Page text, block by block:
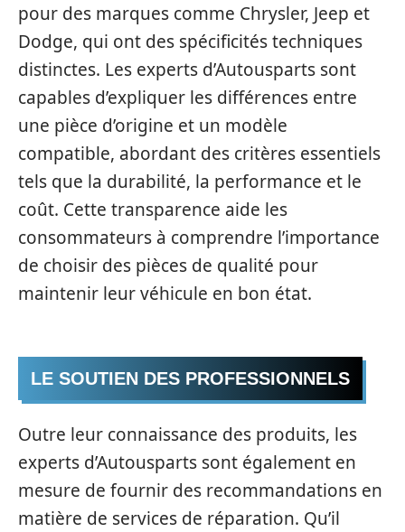
pour des marques comme Chrysler, Jeep et
Dodge, qui ont des spécificités techniques
distinctes. Les experts d’Autousparts sont
capables d’expliquer les différences entre
une pièce d’origine et un modèle
compatible, abordant des critères essentiels
tels que la durabilité, la performance et le
coût. Cette transparence aide les
consommateurs à comprendre l’importance
de choisir des pièces de qualité pour
maintenir leur véhicule en bon état.
LE SOUTIEN DES PROFESSIONNELS
Outre leur connaissance des produits, les
experts d’Autousparts sont également en
mesure de fournir des recommandations en
matière de services de réparation. Qu’il